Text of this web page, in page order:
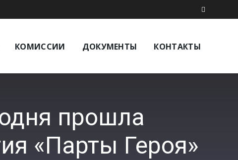
КОМИССИИ ДОКУМЕНТЫ КОНТАКТЫ
прошла
«Парты Героя»